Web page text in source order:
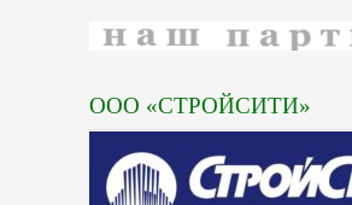
ООО «СТРОЙСИТИ»